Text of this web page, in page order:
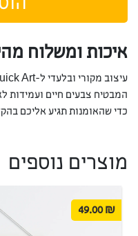
איכות ומשלוח
המבטיח צבעים חיים ועמידות
כדי שהאומנות תגיע אליכם
מוצרים נוספים
₪
49.00